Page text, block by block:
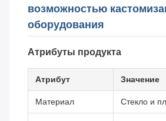
возможностью
оборудования
Атрибуты продукта
Атрибут Значение
Материал Стекло и